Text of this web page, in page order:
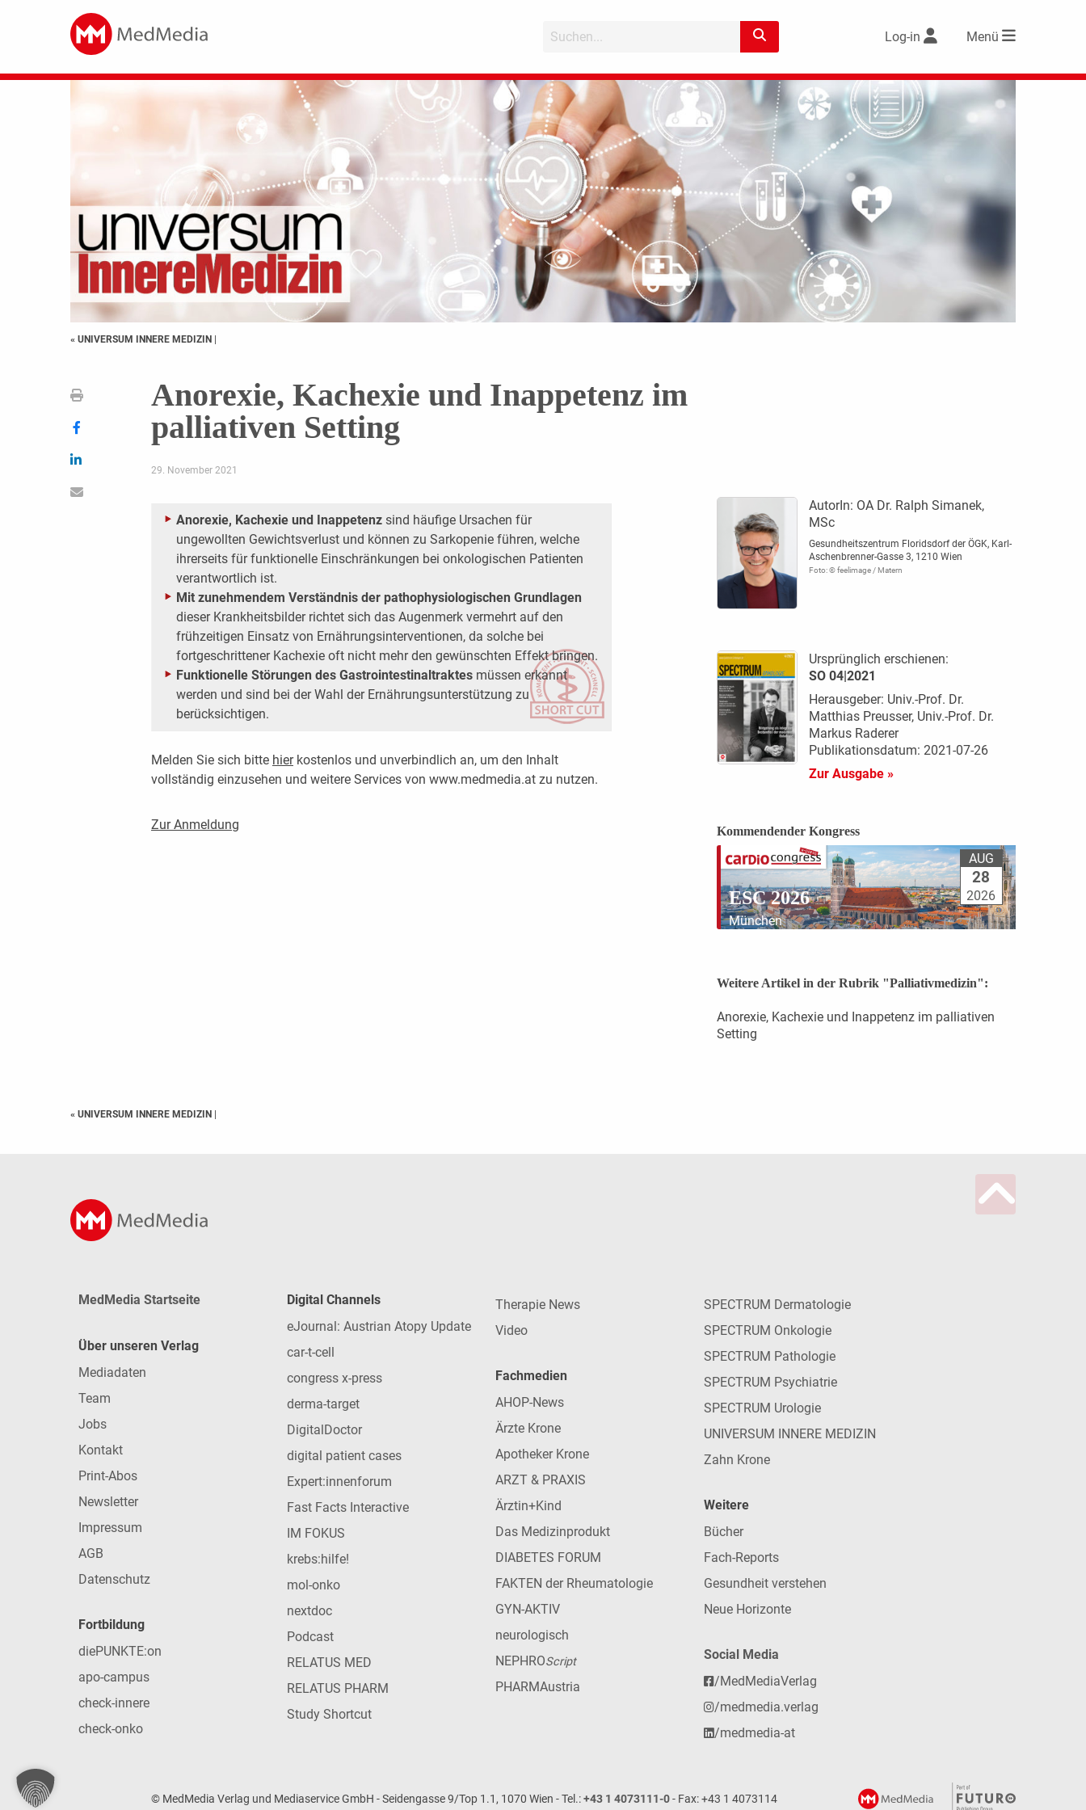
Log-in Menü
« UNIVERSUM INNERE MEDIZIN |
Anorexie, Kachexie und Inappetenz im
palliativen Setting
29. November 2021
Anorexie, Kachexie und Inappetenzsind häufige Ursachen für
ungewollten Gewichtsverlust und können zu Sarkopenie führen, welche
ihrerseits für funktionelle Einschränkungen bei onkologischen Patienten
verantwortlich ist.
Mit zunehmendem Verständnis der pathophysiologischen Grundlagen
dieser Krankheitsbilder richtet sich das Augenmerk vermehrt auf den
frühzeitigen Einsatz von Ernährungsinterventionen, da solche bei
fortgeschrittener Kachexie oft nicht mehr den gewünschten Effekt bringen.
Funktionelle Störungen des Gastrointestinaltraktesmüssen erkannt
werden und sind bei der Wahl der Ernährungsunterstützung zu
berücksichtigen.
Melden Sie sich bitte hierkostenlos und unverbindlich an, um den Inhalt
vollständig einzusehen und weitere Services von www.medmedia.at zu nutzen.
Zur Anmeldung
AutorIn: OA Dr. Ralph Simanek,
MSc
Gesundheitszentrum Floridsdorf der ÖGK, Karl-
Aschenbrenner-Gasse 3, 1210 Wien
Foto: © feelimage / Matern
Ursprünglich erschienen:
SO 04|2021
Herausgeber: Univ.-Prof. Dr.
Matthias Preusser, Univ.-Prof. Dr.
Markus Raderer
Publikationsdatum: 2021-07-26
Zur Ausgabe »
Kommendender Kongress
ESC 2026
München
AUG
28
2026
Weitere Artikel in der Rubrik "Palliativmedizin":
Anorexie, Kachexie und Inappetenz im palliativen
Setting
« UNIVERSUM INNERE MEDIZIN
MedMedia Startseite
Über unseren Verlag
Mediadaten
Team
Jobs
Kontakt
Print-Abos
Newsletter
Impressum
AGB
Datenschutz
Fortbildung
diePUNKTE:on
apo-campus
check-innere
check-onko
Digital Channels
eJournal: Austrian Atopy Update
car-t-cell
congress x-press
derma-target
DigitalDoctor
digital patient cases
Expert:innenforum
Fast Facts Interactive
IM FOKUS
krebs:hilfe!
mol-onko
nextdoc
Podcast
RELATUS MED
RELATUS PHARM
Study Shortcut
Therapie News
Video
Fachmedien
AHOP-News
Ärzte Krone
Apotheker Krone
ARZT & PRAXIS
Ärztin+Kind
Das Medizinprodukt
DIABETES FORUM
FAKTEN der Rheumatologie
GYN-AKTIV
neurologisch
NEPHROScript
PHARMAustria
SPECTRUM Dermatologie
SPECTRUM Onkologie
SPECTRUM Pathologie
SPECTRUM Psychiatrie
SPECTRUM Urologie
UNIVERSUM INNERE MEDIZIN
Zahn Krone
Weitere
Bücher
Fach-Reports
Gesundheit verstehen
Neue Horizonte
Social Media
/MedMediaVerlag
/medmedia.verlag
/medmedia-at
© MedMedia Verlag und Mediaservice GmbH - Seidengasse 9/Top 1.1, 1070 Wien - Tel.:+43 1 4073111-0- Fax: +43 1 4073114